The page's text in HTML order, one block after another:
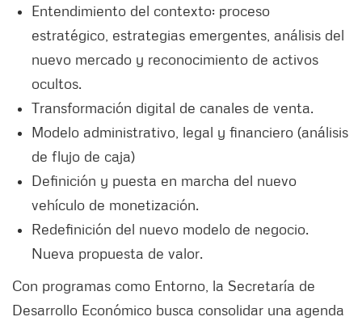
Entendimiento del contexto: proceso
estratégico, estrategias emergentes, análisis del
nuevo mercado y reconocimiento de activos
ocultos.
Transformación digital de canales de venta.
Modelo administrativo, legal y financiero (análisis
de flujo de caja)
Definición y puesta en marcha del nuevo
vehículo de monetización.
Redefinición del nuevo modelo de negocio.
Nueva propuesta de valor.
Con programas como Entorno, la Secretaría de
Desarrollo Económico busca consolidar una agenda